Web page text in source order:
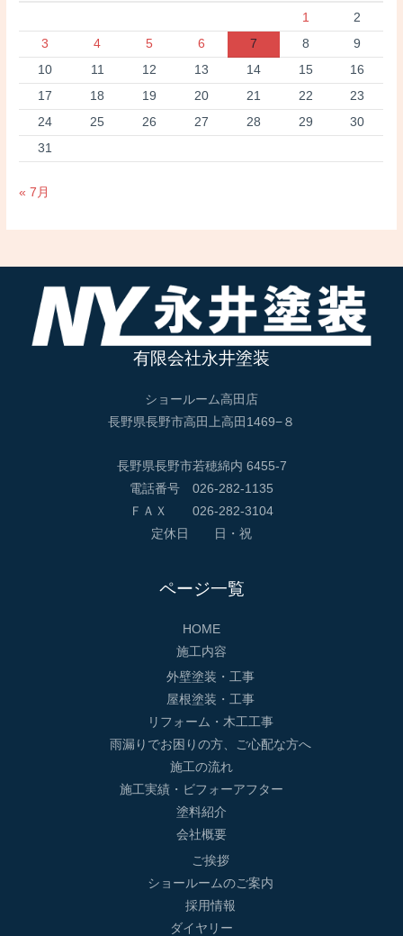
1
2
3
4 5 6 7 8
9
10
11 12 13 14 15
16
17
18 19 20 21 22
23
24
25 26 27 28 29
30
31
« 7月
有限会社永井塗装
ショールーム高田店
長野県長野市高田上高田1469−８
長野県長野市若穂綿内 6455-7
電話番号 026-282-1135
ＦＡＸ 026-282-3104
定休日 日・祝
ページ一覧
HOME
施工内容
外壁塗装・工事
屋根塗装・工事
リフォーム・木工工事
雨漏りでお困りの方、ご心配な方へ
施工の流れ
施工実績・ビフォーアフター
塗料紹介
会社概要
ご挨拶
ショールームのご案内
採用情報
ダイヤリー